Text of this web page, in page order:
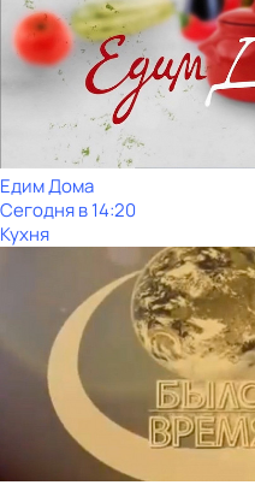
Едим Дома
Сегодня в 14:20
Кухня